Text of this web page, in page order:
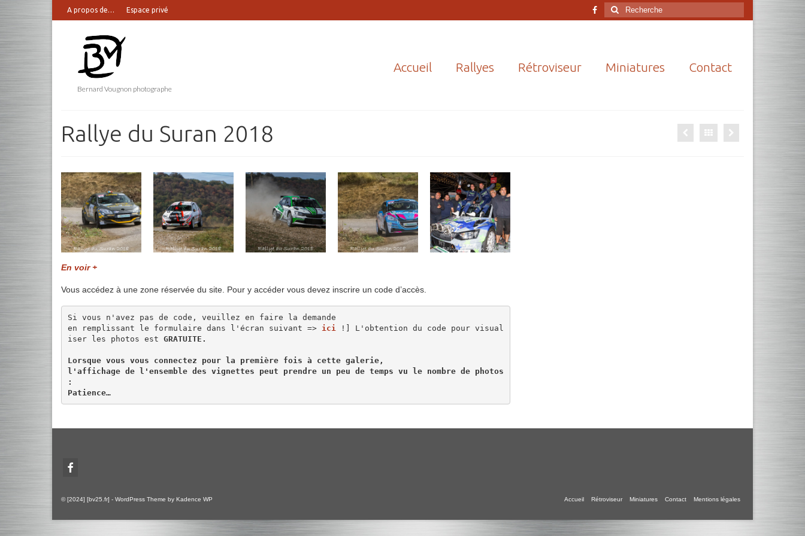
A propos de… Espace privé
Rechercher
:
Bernard Vougnon photographe
Accueil Rallyes Rétroviseur Miniatures Contact
Rallye du Suran 2018
En voir +
Vous accédez à une zone réservée du site. Pour y accéder vous devez inscrire un code d’accès.
Si vous n'avez pas de code, veuillez en faire la demande
en remplissant le formulaire dans l'écran suivant => ici
!] L'obtention du code pour visual
iser les photos est GRATUITE.
Lorsque vous vous connectez pour la première fois à cette galerie,
l'affichage de l'ensemble des vignettes peut prendre un peu de temps vu le nombre de photos
:
Patience…
Accueil Rétroviseur Miniatures Contact Mentions légales
© [2024] [bv25.fr] - WordPress Theme by Kadence WP